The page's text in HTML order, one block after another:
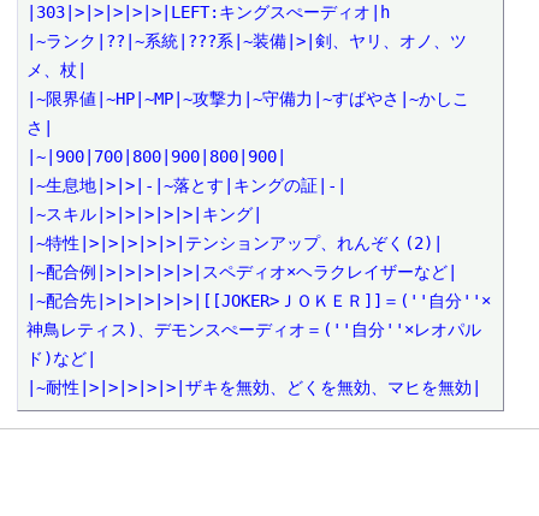
|303|>|>|>|>|>|LEFT:キングスぺーディオ|h
|~ランク|??|~系統|???系|~装備|>|剣、ヤリ、オノ、ツ
メ、杖|
|~限界値|~HP|~MP|~攻撃力|~守備力|~すばやさ|~かしこ
さ|
|~|900|700|800|900|800|900|
|~生息地|>|>|-|~落とす|キングの証|-|
|~スキル|>|>|>|>|>|キング|
|~特性|>|>|>|>|>|テンションアップ、れんぞく(2)|
|~配合例|>|>|>|>|>|スペディオ×ヘラクレイザーなど|
|~配合先|>|>|>|>|>|[[JOKER>ＪＯＫＥＲ]]＝(''自分''×
神鳥レティス)、デモンスぺーディオ＝(''自分''×レオパル
ド)など|
|~耐性|>|>|>|>|>|ザキを無効、どくを無効、マヒを無効|